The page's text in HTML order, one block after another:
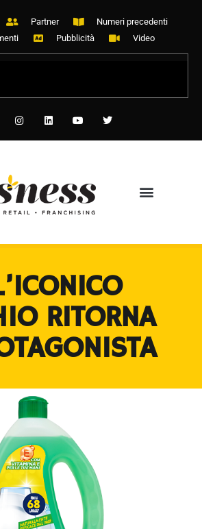
Partner
Numeri precedenti
Pubblicità Video
RITORNA